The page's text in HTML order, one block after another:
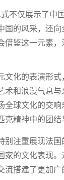
不仅展示了中
国的风采，还
鉴这一元素，
文化的表演形
术和浪漫气息
全球文化的交
精神中的团结
别注重展现法
家的文化表现
搭建了更加广